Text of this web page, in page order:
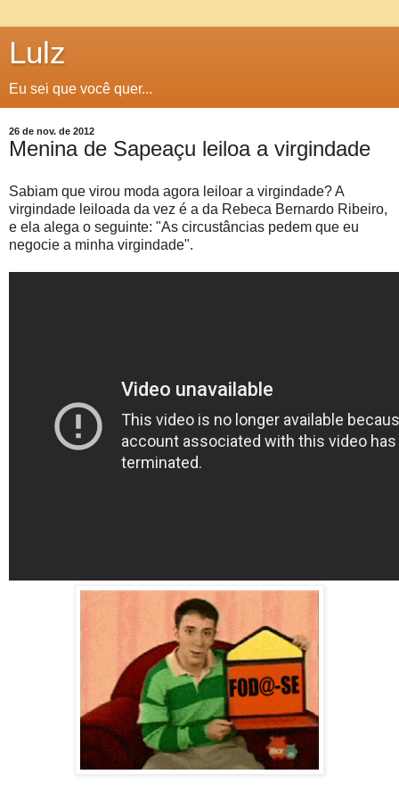
Lulz
Eu sei que você quer...
26 de nov. de 2012
Menina de Sapeaçu leiloa a virgindade
Sabiam que virou moda agora leiloar a virgindade? A
virgindade leiloada da vez é a da Rebeca Bernardo Ribeiro,
e ela alega o seguinte: "As circustâncias pedem que eu
negocie a minha virgindade".